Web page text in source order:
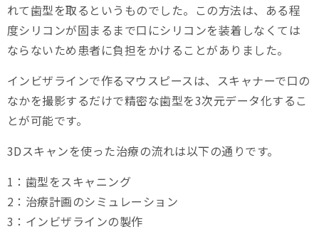
れて歯型を取るというものでした。この方法は、ある程
度シリコンが固まるまで口にシリコンを装着しなくては
ならないため患者に負担をかけることがありました。
インビザラインで作るマウスピースは、スキャナーで口の
なかを撮影するだけで精密な歯型を3次元データ化するこ
とが可能です。
3Dスキャンを使った治療の流れは以下の通りです。
1：歯型をスキャニング
2：治療計画のシミュレーション
3：インビザラインの製作